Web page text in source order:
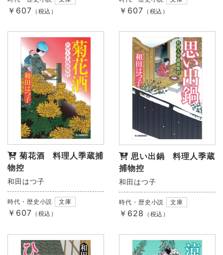
￥607 （税込） ￥607 （税込）
菊花酒 料理人季蔵捕
物控
和田はつ子
時代・歴史小説 文庫
￥607 （税込）
思い出鍋 料理人季蔵
捕物控
和田はつ子
時代・歴史小説 文庫
￥628 （税込）